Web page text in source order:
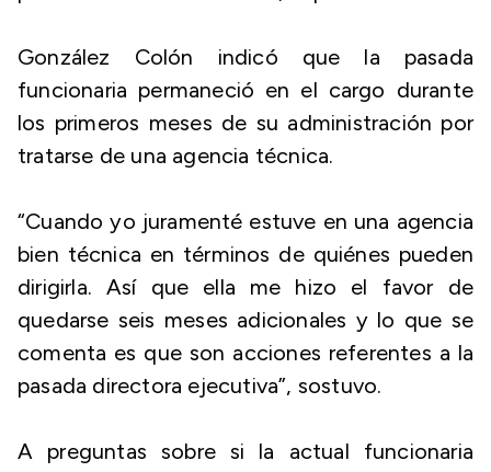
González Colón indicó que la pasada
funcionaria permaneció en el cargo durante
los primeros meses de su administración por
tratarse de una agencia técnica.
“Cuando yo juramenté estuve en una agencia
bien técnica en términos de quiénes pueden
dirigirla. Así que ella me hizo el favor de
quedarse seis meses adicionales y lo que se
comenta es que son acciones referentes a la
pasada directora ejecutiva”, sostuvo.
A preguntas sobre si la actual funcionaria